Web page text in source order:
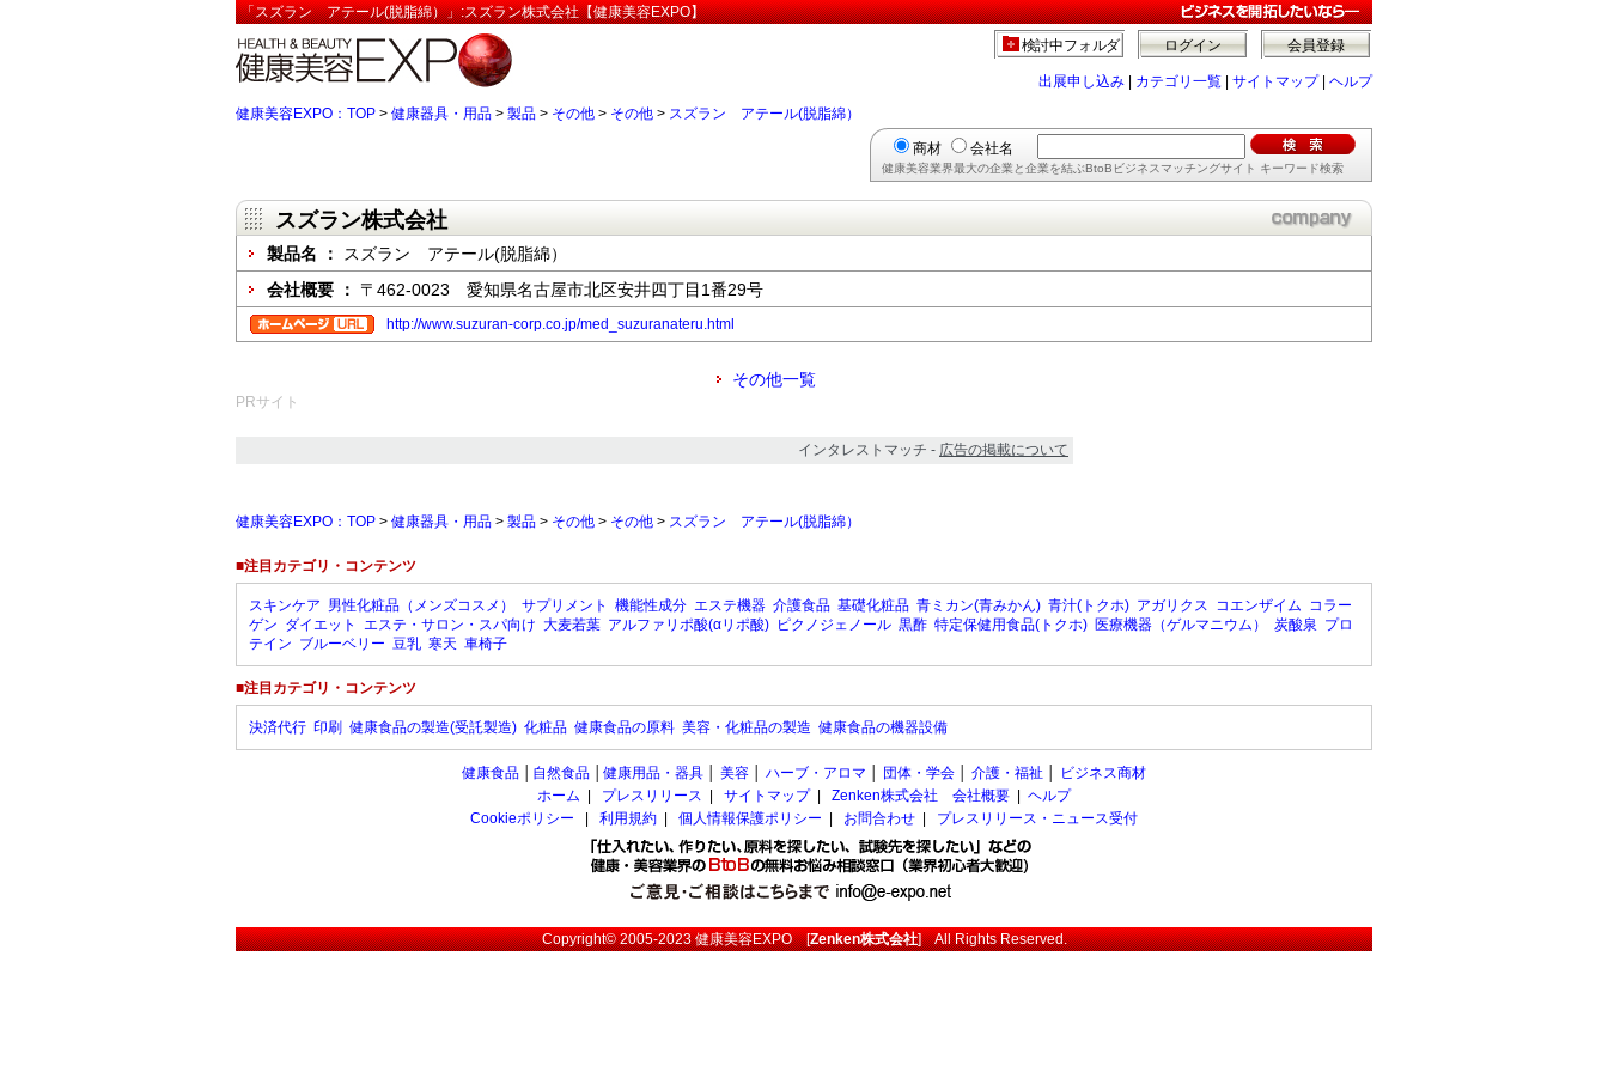
「スズラン アテール(脱脂綿）」:スズラン株式会社【健康美容EXPO】
会員登録
ログイン
検討中フォルダ
出展申し込み カテゴリ一覧 サイトマップ| ヘルプ
健康美容EXPO：TOP > 健康器具・用品 > 製品 > その他 > その他 > スズラン アテール(脱脂綿）
商材 会社名
健康美容業界最大の企業と企業を結ぶBtoBビジネスマッチングサイト キーワード検索
スズラン株式会社
製品名 ：
スズラン アテール(脱脂綿）
会社概要 ： 〒462-0023 愛知県名古屋市北区安井四丁目1番29号
http://www.suzuran-corp.co.jp/med_suzuranateru.html
その他一覧
PRサイト
インタレストマッチ - 広告の掲載について
健康美容EXPO：TOP > 健康器具・用品 > 製品 > その他 > その他 > スズラン アテール(脱脂綿）
■注目カテゴリ・コンテンツ
スキンケア 男性化粧品（メンズコスメ） サプリメント 機能性成分 エステ機器 介護食品 基礎化粧品 青ミカン(青みかん) 青汁(トクホ) アガリクス コエンザイム コラー
ゲン ダイエット エステ・サロン・スパ向け 大麦若葉 アルファリポ酸(αリポ酸) ピクノジェノール 黒酢 特定保健用食品(トクホ) 医療機器（ゲルマニウム） 炭酸泉 プロ
テイン ブルーベリー 豆乳 寒天 車椅子
■注目カテゴリ・コンテンツ
決済代行 印刷 健康食品の製造(受託製造) 化粧品 健康食品の原料 美容・化粧品の製造 健康食品の機器設備
健康食品 自然食品 健康用品・器具 美容 ハーブ・アロマ 団体・学会 介護・福祉
ビジネス商材
ホーム
プレスリリース サイトマップ| Zenken株式会社 会社概要
ヘルプ
Cookieポリシー
利用規約 個人情報保護ポリシー お問合わせ プレスリリース・ニュース受付
Copyright© 2005-2023健康美容EXPO[Zenken株式会社] All Rights Reserved.